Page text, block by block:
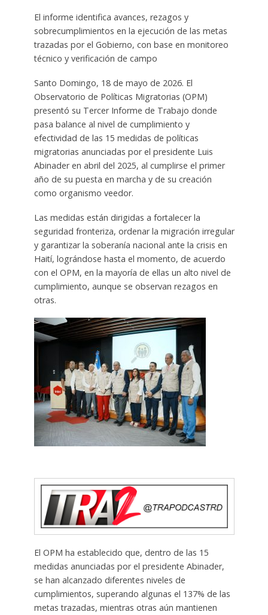
El informe identifica avances, rezagos y
sobrecumplimientos en la ejecución de las metas
trazadas por el Gobierno, con base en monitoreo
técnico y verificación de campo
Santo Domingo, 18 de mayo de 2026. El
Observatorio de Políticas Migratorias (OPM)
presentó su Tercer Informe de Trabajo donde
pasa balance al nivel de cumplimiento y
efectividad de las 15 medidas de políticas
migratorias anunciadas por el presidente Luis
Abinader en abril del 2025, al cumplirse el primer
año de su puesta en marcha y de su creación
como organismo veedor.
Las medidas están dirigidas a fortalecer la
seguridad fronteriza, ordenar la migración irregular
y garantizar la soberanía nacional ante la crisis en
Haití, lográndose hasta el momento, de acuerdo
con el OPM, en la mayoría de ellas un alto nivel de
cumplimiento, aunque se observan rezagos en
otras.
El OPM ha establecido que, dentro de las 15
medidas anunciadas por el presidente Abinader,
se han alcanzado diferentes niveles de
cumplimientos, superando algunas el 137% de las
metas trazadas, mientras otras aún mantienen